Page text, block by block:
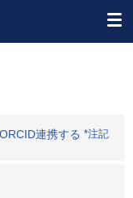
ORCID連携する *注記